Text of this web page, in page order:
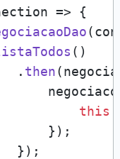
=> {
()
.
then(
this
});
});